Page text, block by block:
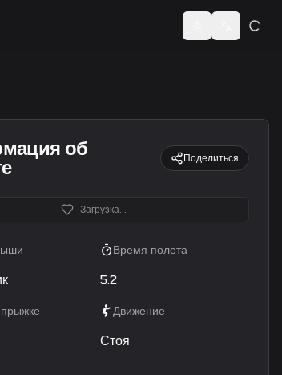
шеринга... Toggle theme
Switch
об Поделиться
Загрузка...
Время полета
5.2
Движение
Стоя